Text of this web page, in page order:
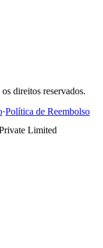
direitos reservados.
·Política de Reembolso
Limited